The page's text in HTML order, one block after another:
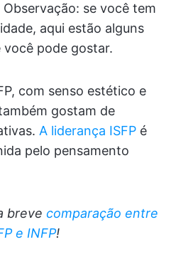
se você tem
aqui estão alguns
você pode gostar.
com senso estético e
gostam de
A liderança ISFP é
pelo pensamento
breve comparação entre
e INFP!